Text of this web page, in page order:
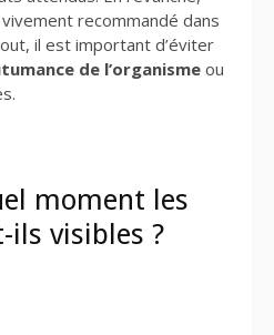
vivement recommandé dans
il est important d’éviter
de l’organismeou
moment les
ils visibles ?